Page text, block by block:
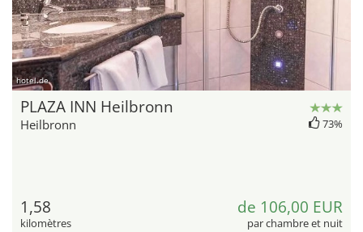
hotel.de
PLAZA INN Heilbronn
Heilbronn 73%
1,58
kilomètres
de 106,00 EUR
par chambre et nuit